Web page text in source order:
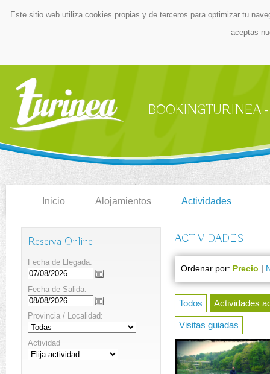
Este sitio web utiliza cookies propias y de terceros para optimizar tu
aceptas
BOOKINGTURINEA -
Inicio Alojamientos Actividades
Reserva Online
Fecha de Llegada:
Fecha de Salida:
Provincia / Localidad:
Actividad
ACTIVIDADES
Ordenar por: Precio |
Todos Actividades
Visitas guiadas